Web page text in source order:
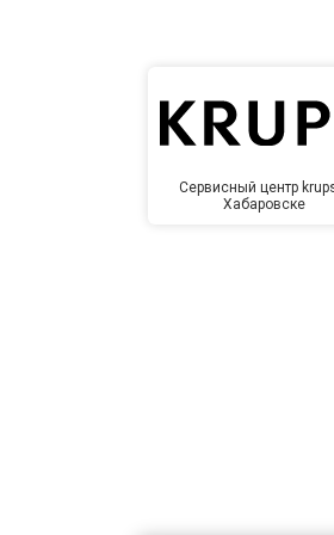
Замена
Сервисный центр
Хабаровске